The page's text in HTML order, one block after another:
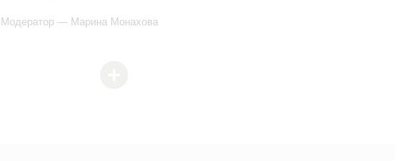
Модератор — Марина Монахова